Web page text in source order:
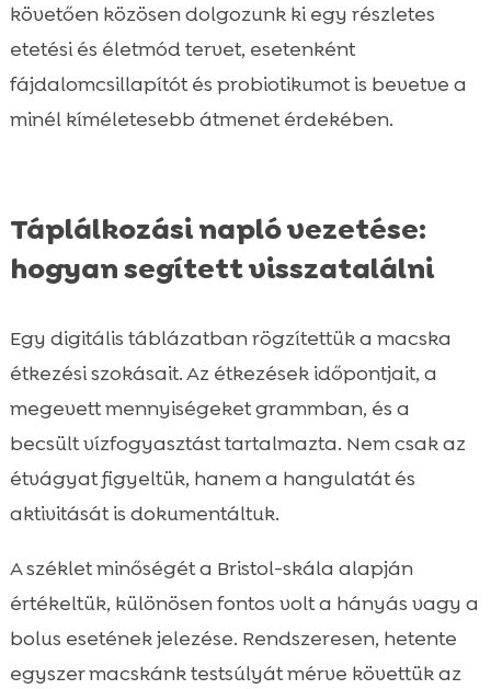
követően közösen dolgozunk ki egy részletes
etetési és életmód tervet, esetenként
fájdalomcsillapítót és probiotikumot is bevetve a
minél kíméletesebb átmenet érdekében.
Táplálkozási napló vezetése:
hogyan segített visszatalálni
Egy digitális táblázatban rögzítettük a macska
étkezési szokásait. Az étkezések időpontjait, a
megevett mennyiségeket grammban, és a
becsült vízfogyasztást tartalmazta. Nem csak az
étvágyat figyeltük, hanem a hangulatát és
aktivitását is dokumentáltuk.
A széklet minőségét a Bristol-skála alapján
értékeltük, különösen fontos volt a hányás vagy a
bolus esetének jelezése. Rendszeresen, hetente
egyszer macskánk testsúlyát mérve követtük az